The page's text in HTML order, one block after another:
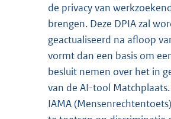
de privacy van
brengen. Deze DPIA zal
geactualiseerd na afloop
vormt dan een basis om
besluit nemen over het in
van de AI-tool Matchplaats.
IAMA